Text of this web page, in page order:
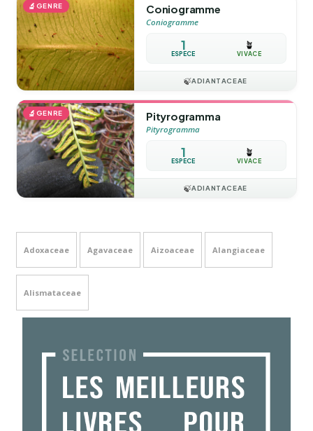
🔬 GENRE Coniogramme
Coniogramme
1
ESPÈCE
🪴
VIVACE
🍃ADIANTACEAE
🔬 GENRE Pityrogramma
Pityrogramma
1
ESPÈCE
🪴
VIVACE
🍃ADIANTACEAE
Adoxaceae Agavaceae Aizoaceae Alangiaceae
Alismataceae